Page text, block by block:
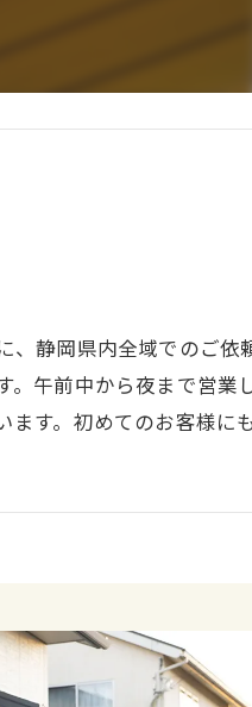
、静岡県内全域でのご
。午前中から夜まで営
ます。初めてのお客様に